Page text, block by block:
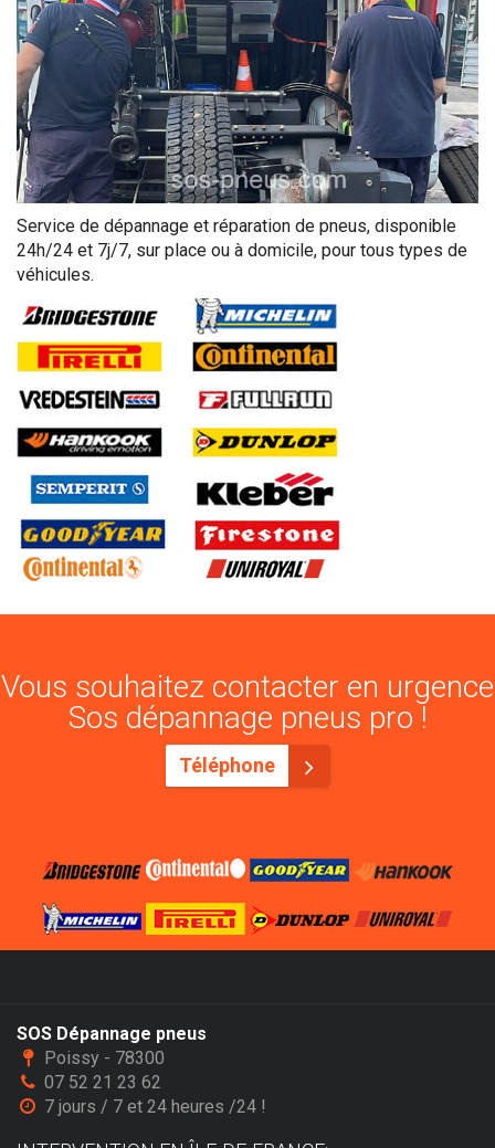
Service de dépannage et réparation de pneus, disponible
24h/24 et 7j/7, sur place ou à domicile, pour tous types de
véhicules.
Vous souhaitez contacter en urgence
Sos dépannage pneus pro !
Téléphone
SOS Dépannage pneus
Poissy - 78300
07 52 21 23 62
7 jours / 7 et 24 heures /24 !